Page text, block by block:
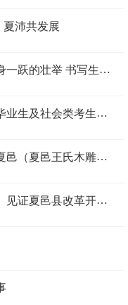
沛共发展
一跃的壮举 书写生命
业生及社会类考生回
（夏邑王氏木雕技
见证夏邑县改革开放